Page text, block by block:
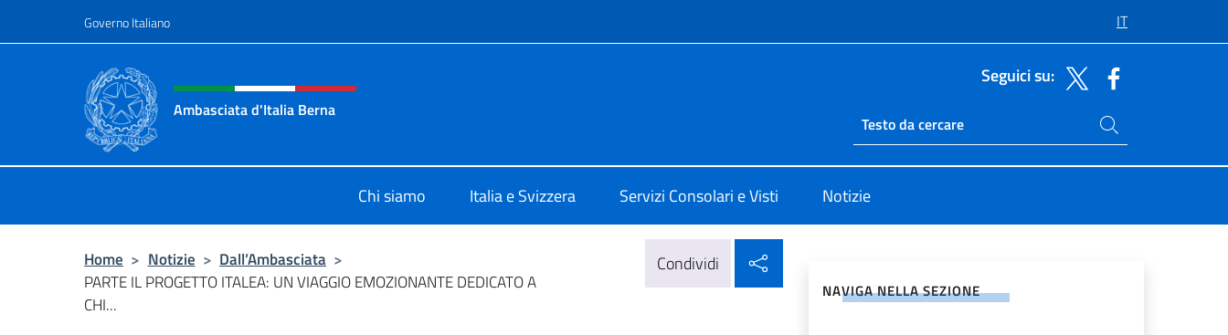
Governo Italiano IT
Intestazione sito, social e menù
Ambasciata d'Italia Berna
Seguici su:
Ricerca sito live
Cerca nel sito
Chi siamo Italia e Svizzera Servizi Consolari e Visti Notizie
Home > Notizie > Dall’Ambasciata >
PARTE IL PROGETTO ITALEA: UN VIAGGIO EMOZIONANTE DEDICATO A
CHI...
Condividi
NAVIGA NELLA SEZIONE